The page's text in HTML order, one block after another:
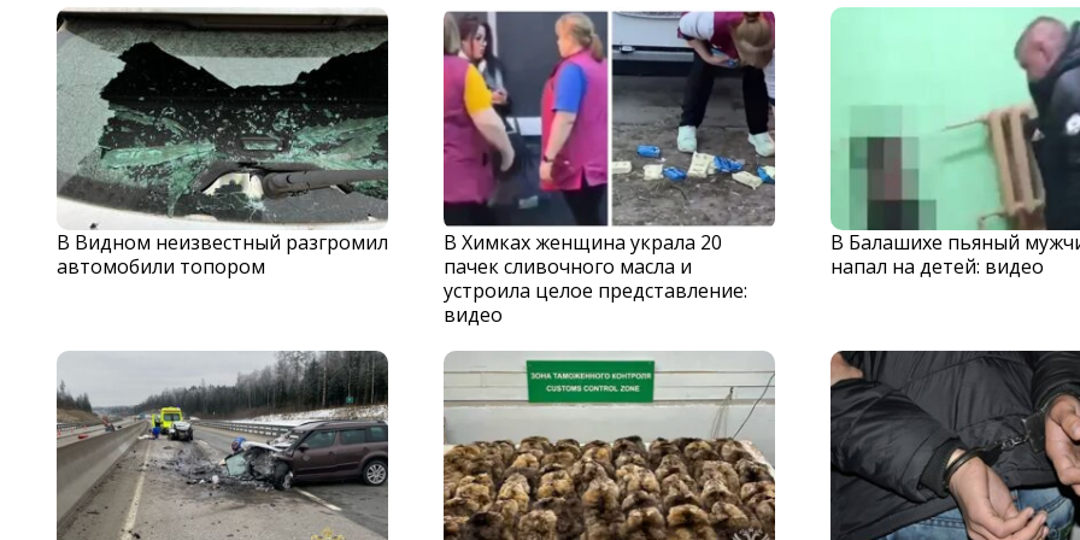
В Видном неизвестный разгромил
автомобили топором
В Химках женщина украла 20
пачек сливочного масла и
устроила целое представление:
видео
В Балашихе пьяный
напал на детей: видео